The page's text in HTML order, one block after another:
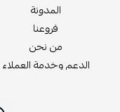
المدونة
فروعنا
من نحن
الدعم وخدمة العملاء